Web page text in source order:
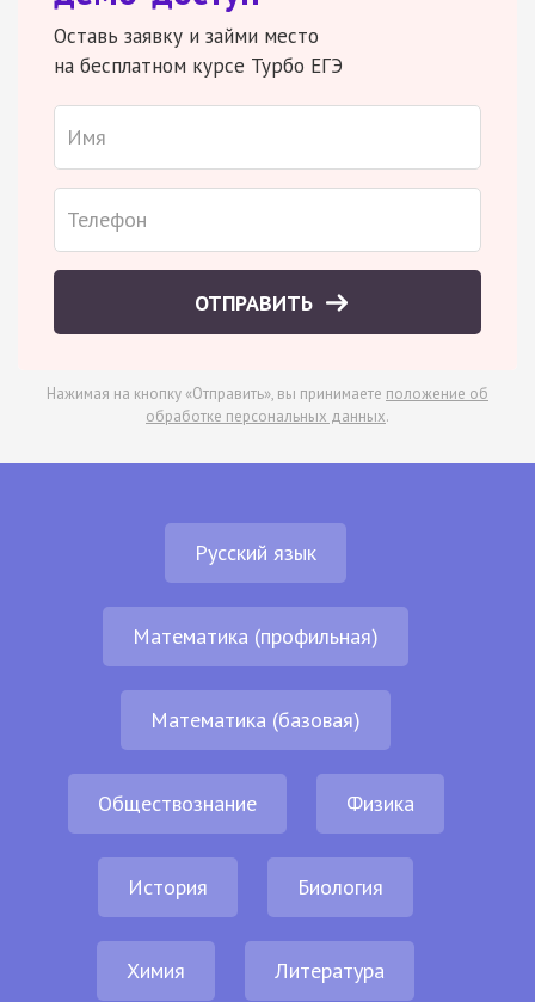
Оставь заявку и займи место
на бесплатном курсе Турбо ЕГЭ
ОТПРАВИТЬ
Нажимая на кнопку «Отправить», вы принимаете положение об
обработке персональных данных.
Русский язык
Математика (профильная)
Математика (базовая)
Обществознание Физика
История Биология
Химия Литература